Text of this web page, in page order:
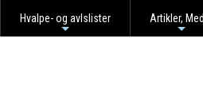
Hvalpe- og avlslister Artikler,